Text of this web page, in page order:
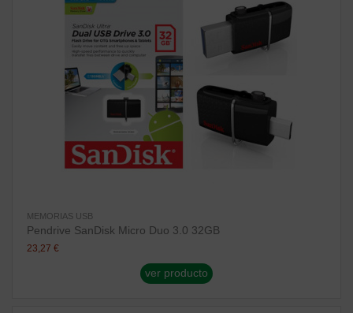
MEMORIAS USB
Pendrive SanDisk Micro Duo 3.0 32GB
23,27 €
ver producto